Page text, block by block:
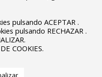
de
para antiguos
que no sea otorgado
pulsando ACEPTAR .
pulsando RECHAZAR .
COOKIES.